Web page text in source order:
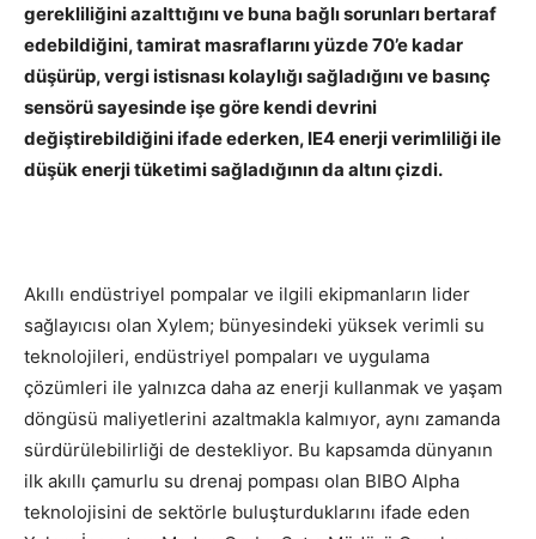
gerekliliğini azalttığını ve buna bağlı sorunları bertaraf
edebildiğini, tamirat masraflarını yüzde 70’e kadar
düşürüp, vergi istisnası kolaylığı sağladığını ve basınç
sensörü sayesinde işe göre kendi devrini
değiştirebildiğini ifade ederken, IE4 enerji verimliliği ile
düşük enerji tüketimi sağladığının da altını çizdi.
Akıllı endüstriyel pompalar ve ilgili ekipmanların lider
sağlayıcısı olan Xylem; bünyesindeki yüksek verimli su
teknolojileri, endüstriyel pompaları ve uygulama
çözümleri ile yalnızca daha az enerji kullanmak ve yaşam
döngüsü maliyetlerini azaltmakla kalmıyor, aynı zamanda
sürdürülebilirliği de destekliyor. Bu kapsamda dünyanın
ilk akıllı çamurlu su drenaj pompası olan BIBO Alpha
teknolojisini de sektörle buluşturduklarını ifade eden